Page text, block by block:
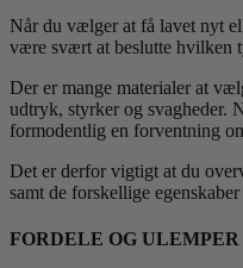
Når du vælger at få lavet nyt
være svært at beslutte hvilken
Der er mange materialer at
udtryk, styrker og svagheder.
formodentlig en forventning
Det er derfor vigtigt at du
samt de forskellige
FORDELE OG